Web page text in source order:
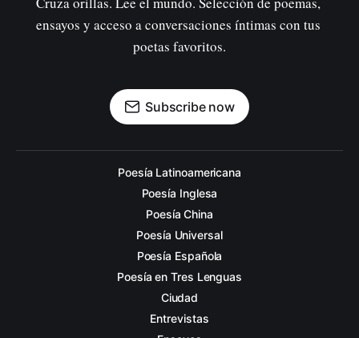
ensayos y acceso a conversaciones íntimas con tus
poetas favoritos.
Subscribe now
Poesía Latinoamericana
Poesía Inglesa
Poesía China
Poesía Universal
Poesía Española
Poesía en Tres Lenguas
Ciudad
Entrevistas